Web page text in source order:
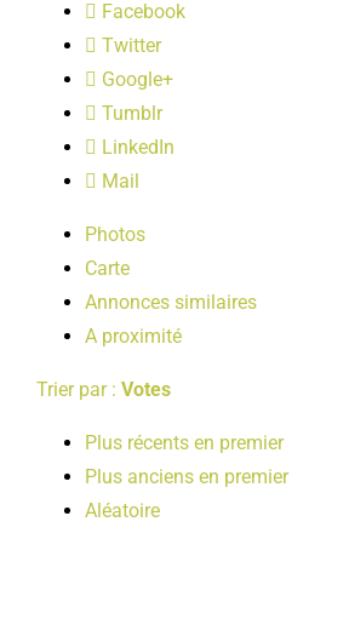
LOISIRS
PUBLICATIONS
Facebook
Twitter
Google+
Tumblr
LinkedIn
Mail
Photos
Carte
Annonces similaires
A proximité
Trier par : Votes
Plus récents en premier
Plus anciens en premier
Aléatoire